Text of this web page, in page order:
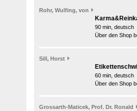
Rohr, Wulfing, von
90 min, deutsch
Über den Shop
Sill, Horst
60 min, deutsch
Über den Shop
Grossarth-Maticek, Prof. Dr. Ronald